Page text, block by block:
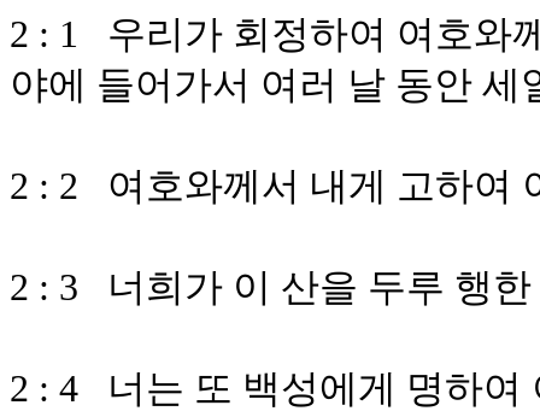
2 : 1 우리가 회정하여 여호와
야에 들어가서 여러 날 동안 세
2 : 2 여호와께서 내게 고하여
2 : 3 너희가 이 산을 두루 행
2 : 4 너는 또 백성에게 명하여